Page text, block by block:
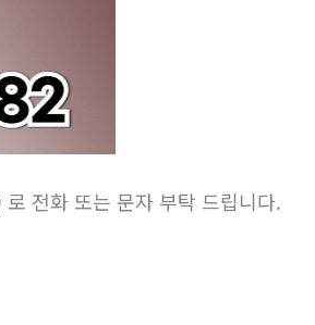
전화 또는 문자 부탁 드립니다.